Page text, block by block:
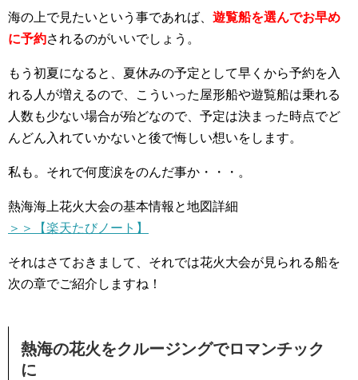
海の上で見たいという事であれば、 遊覧船を選んでお早め
に予約されるのがいいでしょう。
もう初夏になると、夏休みの予定として早くから予約を入
れる人が増えるので、こういった屋形船や遊覧船は乗れる
人数も少ない場合が殆どなので、予定は決まった時点でど
んどん入れていかないと後で悔しい想いをします。
私も。それで何度涙をのんだ事か・・・。
熱海海上花火大会の基本情報と地図詳細
＞＞【楽天たびノート】
それはさておきまして、それでは花火大会が見られる船を
次の章でご紹介しますね！
熱海の花火をクルージングでロマンチック
に